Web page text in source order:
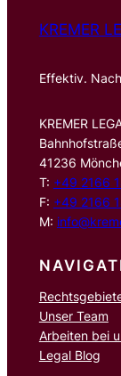
KREMER
Effektiv.
KREMER
41236
T: +49 2166
F: +49 2166
M:
Unser Team
Arbeiten bei
Legal Blog